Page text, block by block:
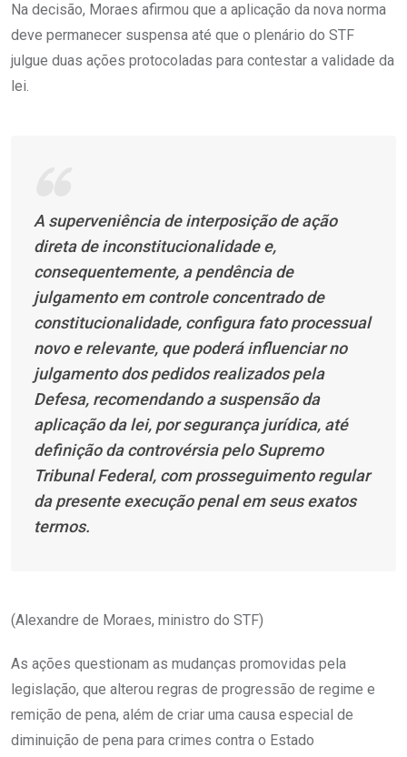
Na decisão, Moraes afirmou que a aplicação da nova norma
deve permanecer suspensa até que o plenário do STF
julgue duas ações protocoladas para contestar a validade da
lei.
A superveniência de interposição de ação
direta de inconstitucionalidade e,
consequentemente, a pendência de
julgamento em controle concentrado de
constitucionalidade, configura fato processual
novo e relevante, que poderá influenciar no
julgamento dos pedidos realizados pela
Defesa, recomendando a suspensão da
aplicação da lei, por segurança jurídica, até
definição da controvérsia pelo Supremo
Tribunal Federal, com prosseguimento regular
da presente execução penal em seus exatos
termos.
(Alexandre de Moraes, ministro do STF)
As ações questionam as mudanças promovidas pela
legislação, que alterou regras de progressão de regime e
remição de pena, além de criar uma causa especial de
diminuição de pena para crimes contra o Estado